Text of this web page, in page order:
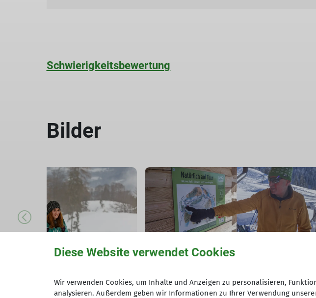
Schwierigkeitsbewertung
Bilder
Diese Website verwendet Cookies
Wir verwenden Cookies, um Inhalte und Anzeigen zu personalisieren,
analysieren. Außerdem geben wir Informationen zu Ihrer Verwendung